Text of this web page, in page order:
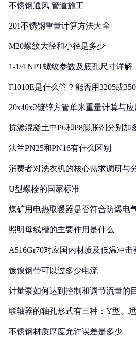
不锈钢通风 管道施工
201不锈钢重量计算方法大全
M20螺纹大径和小径是多少
1-1/4 NPT螺纹参数及底孔尺寸详解
F1010E是什么管？能否用3205或
20x40x2镀锌方管单米重量计算与
抗渗混凝土中P6和P8膨胀剂分别加
法兰PN25和PN16有什么区别
消费者对洗衣机的核心需求调研与
U型螺栓的国家标准
煤矿用电热取暖器是否符合防爆电
照明母线槽的主要作用是什么
A516Gr70对应国内材质及低温冲击
镀镍钢带可以过多少电流
计量泵如何达到控制和调节流量的
联轴器的轴孔形式有三种：Y型、J
不锈钢材质厚度允许误差是多少